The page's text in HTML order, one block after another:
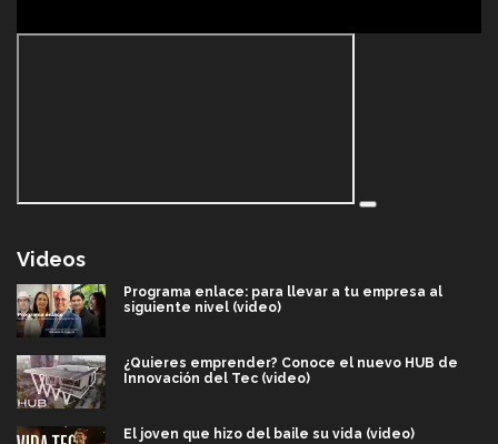
Videos
Programa enlace: para llevar a tu empresa al
siguiente nivel (video)
¿Quieres emprender? Conoce el nuevo HUB de
Innovación del Tec (video)
El joven que hizo del baile su vida (video)